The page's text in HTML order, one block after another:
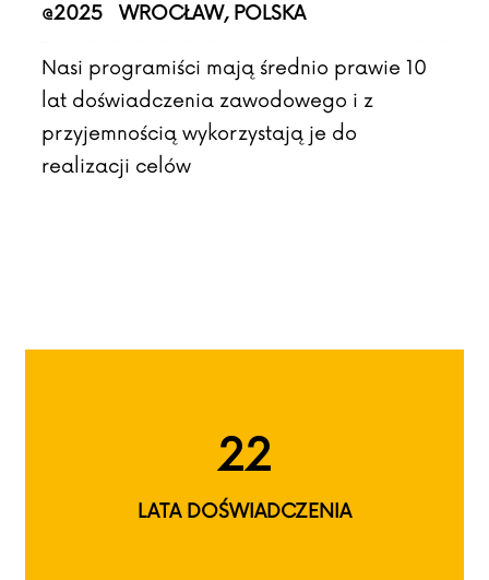
@2025 WROCŁAW, POLSKA
Nasi programiści mają średnio prawie 10
lat doświadczenia zawodowego i z
przyjemnością wykorzystają je do
realizacji celów
22
LATA DOŚWIADCZENIA